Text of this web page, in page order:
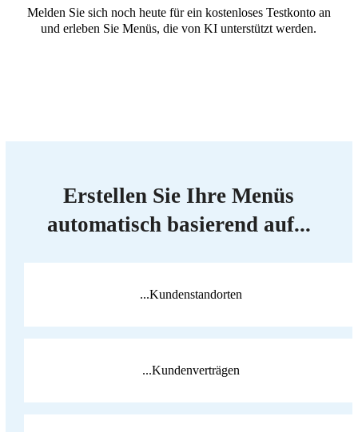
Melden Sie sich noch heute für ein kostenloses Testkonto an
und erleben Sie Menüs, die von KI unterstützt werden.
Erstellen Sie Ihre Menüs
automatisch basierend auf...
...Kundenstandorten
...Kundenverträgen